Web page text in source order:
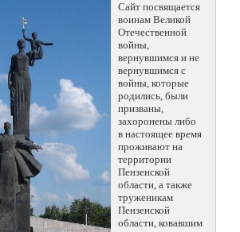
Сайт посвящается
воинам Великой
Отечественной
войны,
вернувшимся и не
вернувшимся с
войны, которые
родились, были
призваны,
захоронены либо
в настоящее время
проживают на
территории
Пензенской
области, а также
труженикам
Пензенской
области, ковавшим